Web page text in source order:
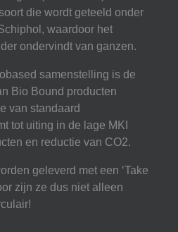
die wordt geteeld onder
waardoor het
ondervindt van ganzen.
samenstelling is de
Bio Bound producten
van standaard
tot uiting in de lage MKI
en reductie van CO2.
geleverd met een ‘Take
zijn ze dus niet alleen